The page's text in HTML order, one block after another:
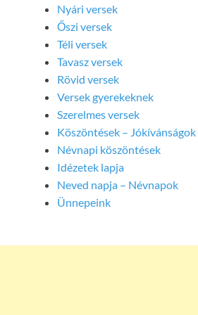
Nyári versek
Őszi versek
Téli versek
Tavasz versek
Rövid versek
Versek gyerekeknek
Szerelmes versek
Köszöntések – Jókívánságok
Névnapi köszöntések
Idézetek lapja
Neved napja – Névnapok
Ünnepeink